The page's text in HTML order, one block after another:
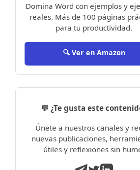
Domina Word con ejemplos y
reales. Más de 100 páginas
para tu productividad.
🔍 Ver en Amazon
💬 ¿Te gusta este
Únete a nuestros canales y
nuevas publicaciones,
útiles y reflexiones sin